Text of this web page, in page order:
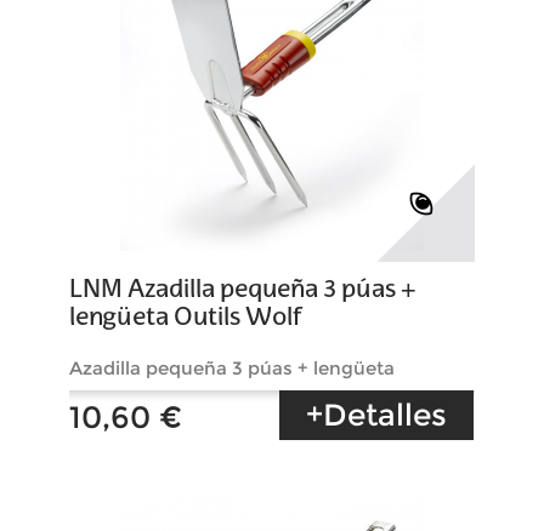
LNM Azadilla pequeña 3 púas +
lengüeta Outils Wolf
Azadilla pequeña 3 púas + lengüeta
10,60 € +Detalles